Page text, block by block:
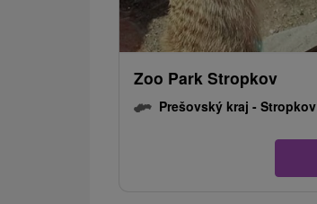
Zoo Park Stropkov
Prešovský kraj - Stropkov